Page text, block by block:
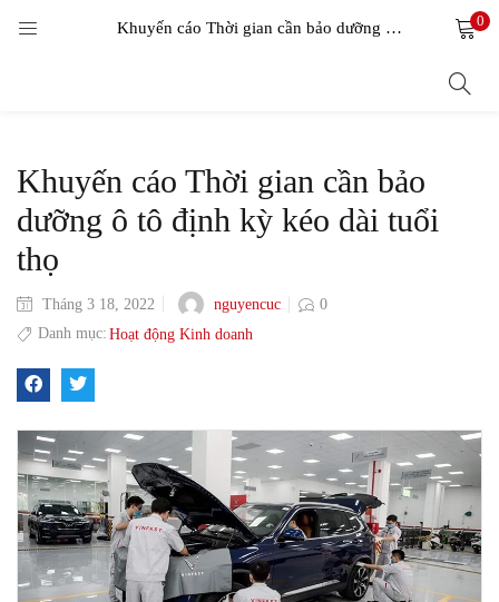
Khuyến cáo Thời gian cần bảo dưỡng ô tô định kỳ kéo dài tuổi thọ 0
Khuyến cáo Thời gian cần bảo
dưỡng ô tô định kỳ kéo dài tuổi
thọ
Tháng 3 18, 2022 nguyencuc
0
Danh mục: Hoạt động Kinh doanh
LOGIN
Remember me
Login